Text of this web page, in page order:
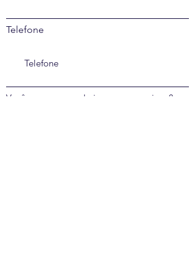
Telefone
Você nos recomendaria aos seus amigos?